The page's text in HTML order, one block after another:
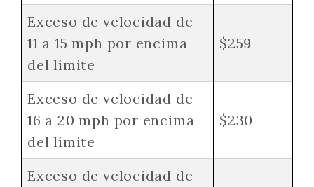
Exceso de velocidad de
11 a 15 mph por encima
del límite
$259
Exceso de velocidad de
16 a 20 mph por encima
del límite
$230
Exceso de velocidad de